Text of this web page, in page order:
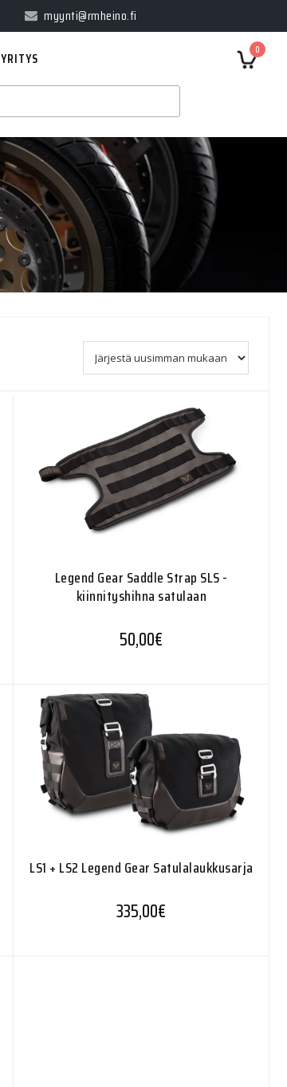
myynti@rmheino.fi
0
YRITYS
Legend Gear Saddle Strap SLS -
kiinnityshihna satulaan
50,00€
LS1 + LS2 Legend Gear Satulalaukkusarja
335,00€